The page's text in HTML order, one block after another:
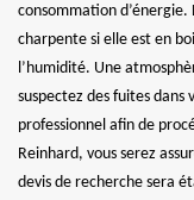
consommation d’énergie.
charpente si elle est en
l’humidité. Une
suspectez des fuites
professionnel afin de
Reinhard, vous serez
devis de recherche sera